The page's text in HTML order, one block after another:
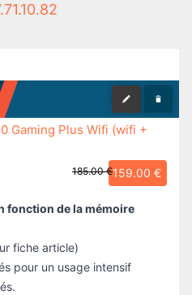
Gaming Plus Wifi (wifi +
185.00 €159.00 €
fonction de la mémoire
fiche article)
pour un usage intensif